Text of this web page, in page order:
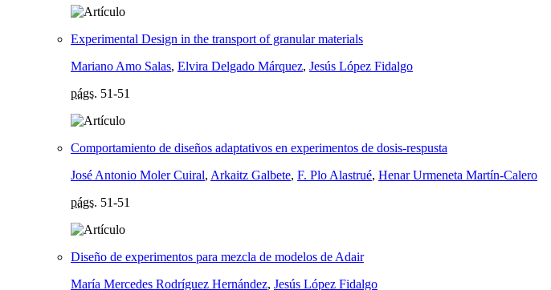
Experimental Design in the transport of granular materials
Mariano Amo Salas, Elvira Delgado Márquez, Jesús López Fidalgo
págs. 51-51
Comportamiento de diseños adaptativos en experimentos de dosis-respusta
José Antonio Moler Cuiral, Arkaitz Galbete, F. Plo Alastrué, Henar Urmeneta Martín-Calero
págs. 51-51
Diseño de experimentos para mezcla de modelos de Adair
María Mercedes Rodríguez Hernández, Jesús López Fidalgo